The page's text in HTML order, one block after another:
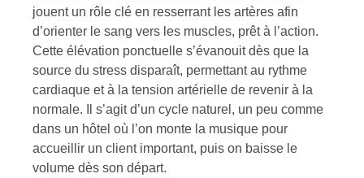
jouent un rôle clé en resserrant les artères afin
d’orienter le sang vers les muscles, prêt à l’action.
Cette élévation ponctuelle s’évanouit dès que la
source du stress disparaît, permettant au rythme
cardiaque et à la tension artérielle de revenir à la
normale. Il s’agit d’un cycle naturel, un peu comme
dans un hôtel où l’on monte la musique pour
accueillir un client important, puis on baisse le
volume dès son départ.